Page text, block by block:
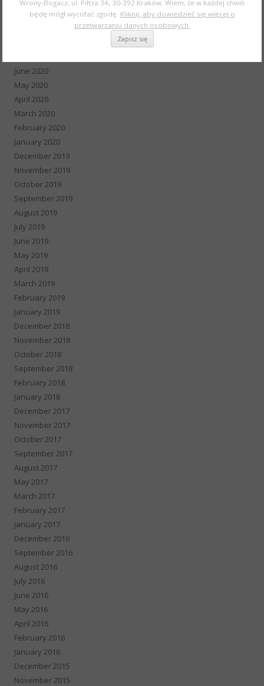
October 2020
June 2020
May 2020
April 2020
March 2020
February 2020
January 2020
December 2019
November 2019
October 2019
September 2019
August 2019
July 2019
June 2019
May 2019
April 2019
March 2019
February 2019
January 2019
December 2018
November 2018
October 2018
September 2018
February 2018
January 2018
December 2017
November 2017
October 2017
September 2017
August 2017
May 2017
March 2017
February 2017
January 2017
December 2016
September 2016
August 2016
July 2016
June 2016
May 2016
April 2016
February 2016
January 2016
December 2015
November 2015
Wrony-Bogacz, ul. Piltza 34, 30-392 Kraków. Wiem, że w każdej chwili
będę mógł wycofać zgodę. Kliknij, aby dowiedzieć się więcej o
przetwarzaniu danych osobowych.